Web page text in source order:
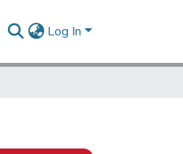
Log In